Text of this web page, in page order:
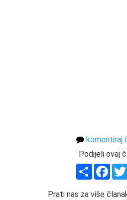
komentiraj
Podijeli ovaj
Share
Prati nas za više